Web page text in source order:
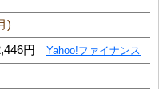
)
円 Yahoo!ファイナンス